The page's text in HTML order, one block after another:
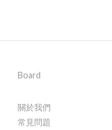
Board
關於我們
常見問題